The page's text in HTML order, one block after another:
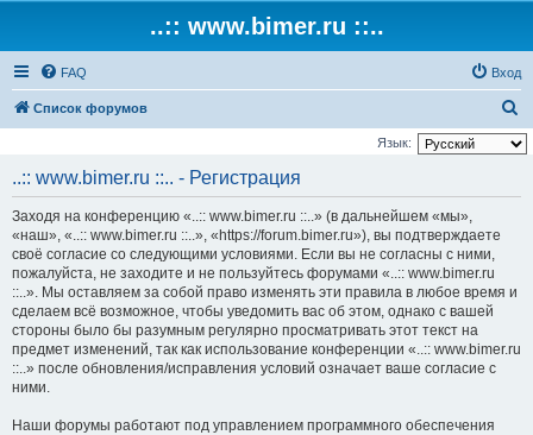
..:: www.bimer.ru ::..
FAQ Вход
Список форумов
о
Язык:
..:: www.bimer.ru ::.. - Регистрация
Заходя на конференцию «..:: www.bimer.ru ::..» (в дальнейшем «мы»,
«наш», «..:: www.bimer.ru ::..», «https://forum.bimer.ru»), вы подтверждаете
своё согласие со следующими условиями. Если вы не согласны с ними,
пожалуйста, не заходите и не пользуйтесь форумами «..:: www.bimer.ru
::..». Мы оставляем за собой право изменять эти правила в любое время и
сделаем всё возможное, чтобы уведомить вас об этом, однако с вашей
стороны было бы разумным регулярно просматривать этот текст на
предмет изменений, так как использование конференции «..:: www.bimer.ru
::..» после обновления/исправления условий означает ваше согласие с
ними.
Наши форумы работают под управлением программного обеспечения